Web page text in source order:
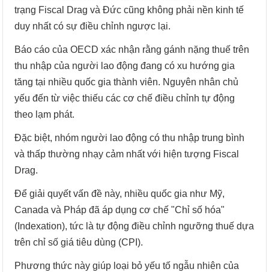
trạng Fiscal Drag và Đức cũng không phải nền kinh tế
duy nhất có sự điều chỉnh ngược lại.
Báo cáo của OECD xác nhận rằng gánh nặng thuế trên
thu nhập của người lao động đang có xu hướng gia
tăng tại nhiều quốc gia thành viên. Nguyên nhân chủ
yếu đến từ việc thiếu các cơ chế điều chỉnh tự động
theo lạm phát.
Đặc biệt, nhóm người lao động có thu nhập trung bình
và thấp thường nhạy cảm nhất với hiện tượng Fiscal
Drag.
Để giải quyết vấn đề này, nhiều quốc gia như Mỹ,
Canada và Pháp đã áp dụng cơ chế "Chỉ số hóa"
(Indexation), tức là tự động điều chỉnh ngưỡng thuế dựa
trên chỉ số giá tiêu dùng (CPI).
Phương thức này giúp loại bỏ yếu tố ngẫu nhiên của